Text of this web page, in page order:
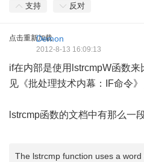
支持 反对
点击重新加载
Demon
2012-8-13 16:09:13
if在内部是使用lstrcmpW函数
见 《批处理技术内幕：IF命令》
lstrcmp函数的文档中有那么一段
The lstrcmp function uses a